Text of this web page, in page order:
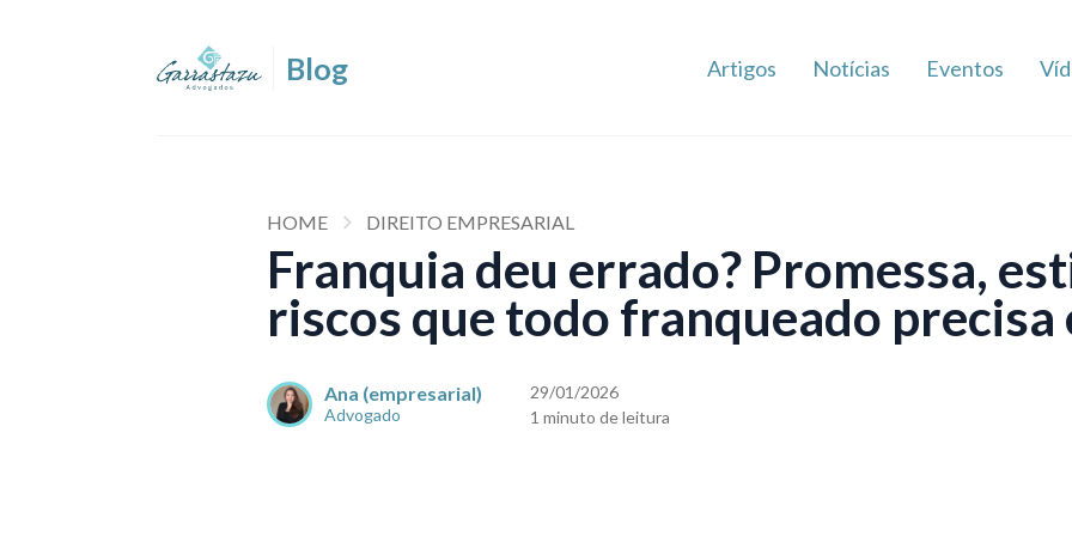
Artigos Notícias Eventos
HOME DIREITO EMPRESARIAL
Franquia deu errado? Promessa,
riscos que todo franqueado
Ana (empresarial)
Advogado
29/01/2026
1 minuto de leitura